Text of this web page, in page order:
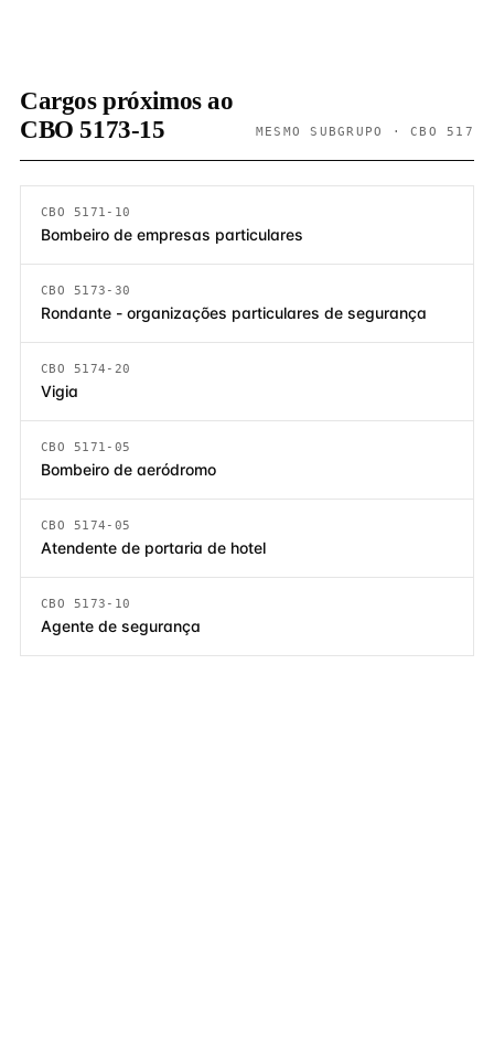
Cargos próximos ao
CBO 5173-15
MESMO SUBGRUPO · CBO 517
CBO 5171-10
Bombeiro de empresas particulares
CBO 5173-30
Rondante - organizações particulares de segurança
CBO 5174-20
Vigia
CBO 5171-05
Bombeiro de aeródromo
CBO 5174-05
Atendente de portaria de hotel
CBO 5173-10
Agente de segurança